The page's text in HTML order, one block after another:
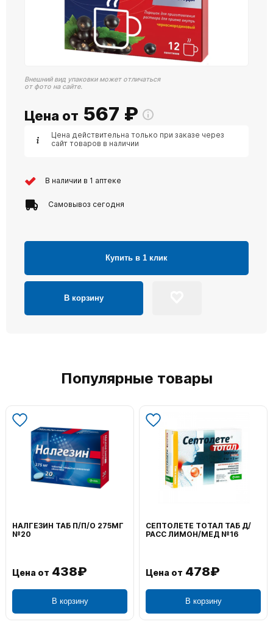
Внешний вид упаковки может отличаться
от фото на сайте.
Цена от 567 ₽
Цена действительна только при заказе через
сайт товаров в наличии
В наличии в 1 аптеке
Самовывоз сегодня
Купить в 1 клик
В корзину
Популярные товары
ВОЛЬТАРЕН ЭМУЛЬГЕЛЬ
НАРУЖ 2% 100Г
Цена от 1 106₽
В корзину
ФЕНИСТИЛ ГЕЛЬ НАРУЖ
0,1% 50Г
Цена от 749₽
В корзину